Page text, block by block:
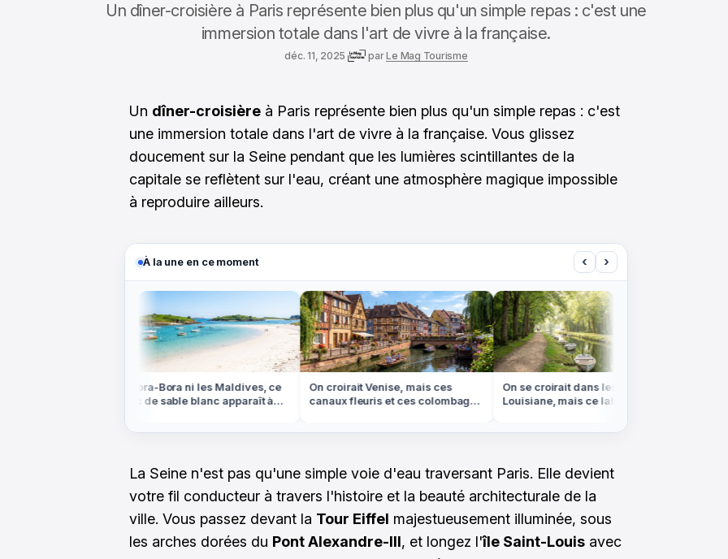
Un dîner-croisière à Paris représente bien plus qu'un simple repas : c'est une
immersion totale dans l'art de vivre à la française.
déc. 11, 2025 parLe Mag Tourisme
Un dîner-croisière à Paris représente bien plus qu'un simple repas : c'est
une immersion totale dans l'art de vivre à la française. Vous glissez
doucement sur la Seine pendant que les lumières scintillantes de la
capitale se reflètent sur l'eau, créant une atmosphère magique impossible
à reproduire ailleurs.
À la une en ce moment ‹ ›
Ni Bora-Bora ni les Maldives, ce
banc de sable blanc apparaît à
On croirait Venise, mais ces
canaux fleuris et ces colombages
On se croirait dans les bayous de
Louisiane, mais ce labyrinthe
La Seine n'est pas qu'une simple voie d'eau traversant Paris. Elle devient
votre fil conducteur à travers l'histoire et la beauté architecturale de la
ville. Vous passez devant la Tour Eiffel majestueusement illuminée, sous
les arches dorées du Pont Alexandre-III, et longez l'île Saint-Louis avec